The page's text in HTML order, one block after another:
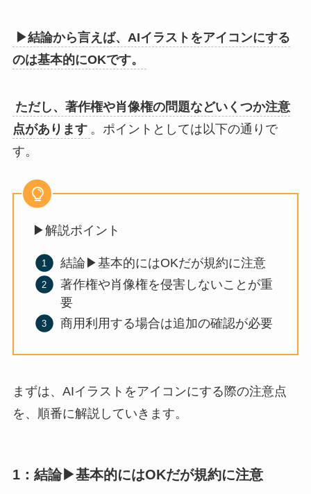
▶︎結論から言えば、AIイラストをアイコンにする
のは基本的にOKです。
ただし、著作権や肖像権の問題などいくつか注意
点があります 。ポイントとしては以下の通りで
す。
▶︎解説ポイント
結論▶︎基本的にはOKだが規約に注意
著作権や肖像権を侵害しないことが重
要
商用利用する場合は追加の確認が必要
まずは、AIイラストをアイコンにする際の注意点
を、順番に解説していきます。
1：結論▶︎基本的にはOKだが規約に注意